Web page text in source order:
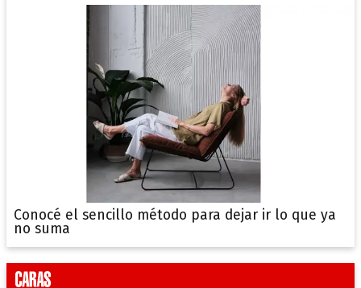
Conocé el sencillo método para dejar ir lo que ya
no suma